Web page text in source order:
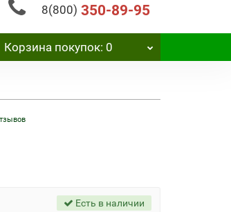
8(800) 350-89-95
Корзинапокупок: 0
Есть в наличии